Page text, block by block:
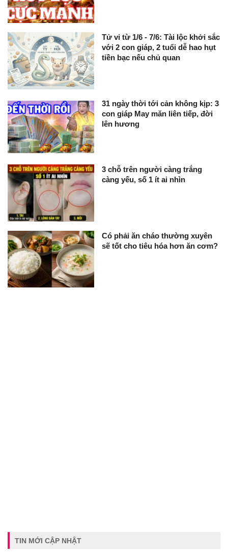
Tử vi từ 1/6 - 7/6: Tài lộc khởi sắc
với 2 con giáp, 2 tuổi dễ hao hụt
tiền bạc nếu chủ quan
31 ngày thời tới cản không kịp: 3
con giáp May măn liên tiếp, đời
lên hương
3 chỗ trên người càng trắng
càng yếu, số 1 ít ai nhìn
Có phải ăn cháo thường xuyên
sẽ tốt cho tiêu hóa hơn ăn cơm?
TIN MỚI CẬP NHẬT